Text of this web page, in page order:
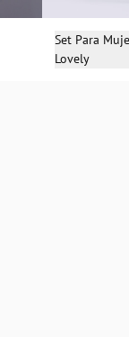
Set Para
Lovely